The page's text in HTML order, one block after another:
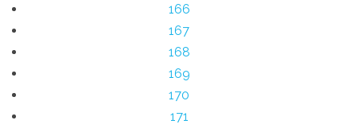
166
167
168
169
170
171